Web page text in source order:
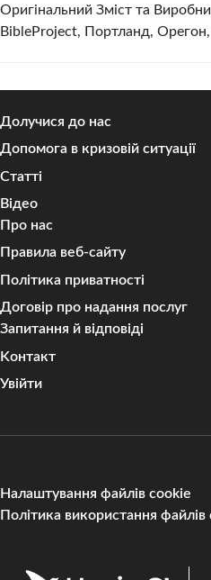
Оригінальний Зміст та
BibleProject, Портланд,
Долучися до нас
Допомога в кризовій ситуації
Статті
Відео
Про нас
Правила веб-сайту
Політика приватності
Договір про надання послуг
Запитання й відповіді
Kонтакт
Увійти
Налаштування файлів cookie
Політика використання файлів